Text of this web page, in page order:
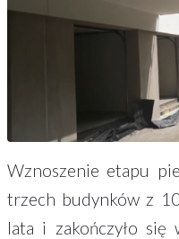
Wznoszenie etapu
trzech budynków z
lata i zakończyło